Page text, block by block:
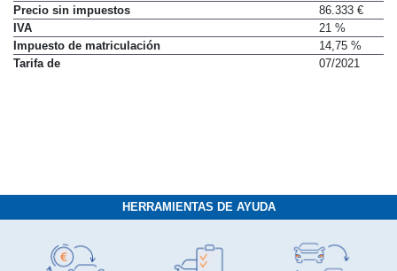
Precio sin impuestos
86.333 €
IVA
21 %
Impuesto de matriculación
14,75 %
Tarifa de
07/2021
HERRAMIENTAS DE AYUDA